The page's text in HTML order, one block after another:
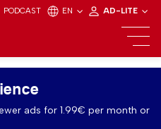
PODCAST EN AD-LITE
ads for 1.99€ per month or